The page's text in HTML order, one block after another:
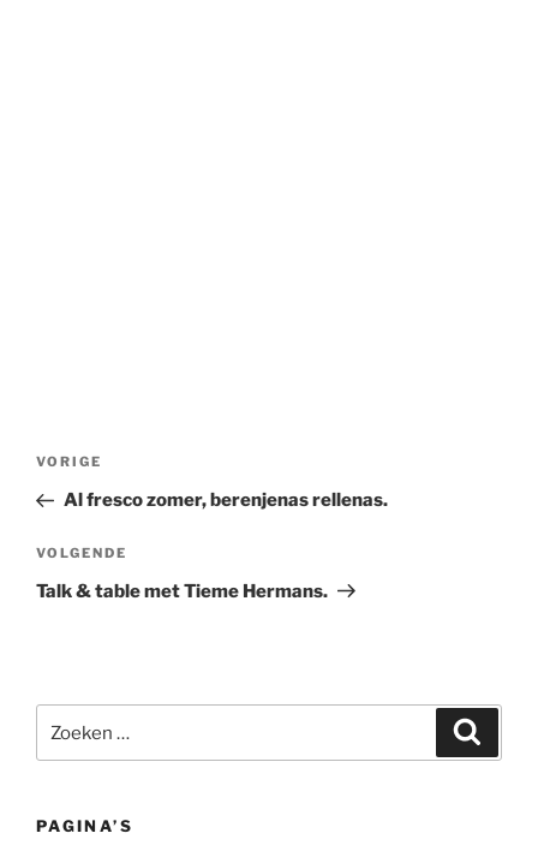
Bericht
Vorig
bericht
VORIGE
Al fresco zomer, berenjenas rellenas.
Volgend
bericht
VOLGENDE
Talk & table met Tieme Hermans.
naar:
PAGINA’S